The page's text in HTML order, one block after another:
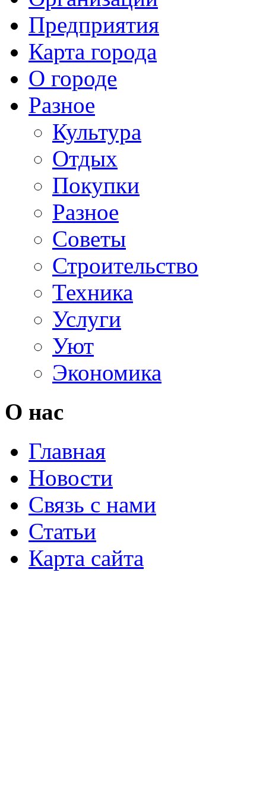
Предприятия
Карта города
О городе
Разное
Культура
Отдых
Покупки
Разное
Советы
Строительство
Техника
Услуги
Уют
Экономика
О нас
Главная
Новости
Связь с нами
Статьи
Карта сайта